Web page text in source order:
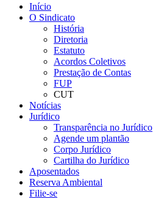
Início
O Sindicato
História
Diretoria
Estatuto
Acordos Coletivos
Prestação de Contas
FUP
CUT
Notícias
Jurídico
Transparência no Jurídico
Agende um plantão
Corpo Jurídico
Cartilha do Jurídico
Aposentados
Reserva Ambiental
Filie-se